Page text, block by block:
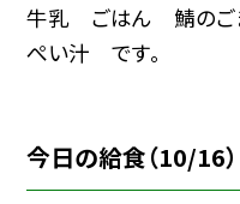
牛乳 ごはん 鯖のご
ぺい汁 です。
今日の給食（10/16）